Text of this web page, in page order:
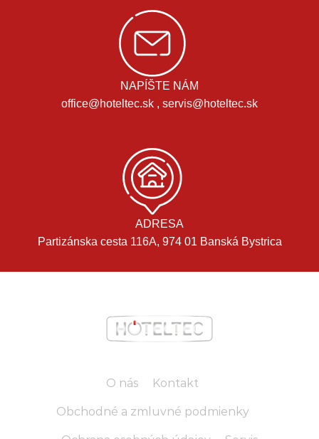
NAPÍŠTE NÁM
office@hoteltec.sk , servis@hoteltec.sk
ADRESA
Partizánska cesta 116A, 974 01 Banská Bystrica
O nás Kontakt
Obchodné a zmluvné podmienky